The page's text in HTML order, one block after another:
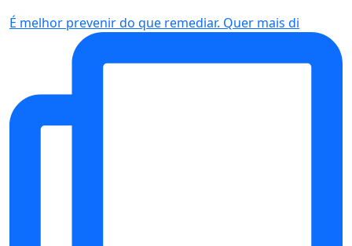
É melhor prevenir do que remediar. Quer mais di